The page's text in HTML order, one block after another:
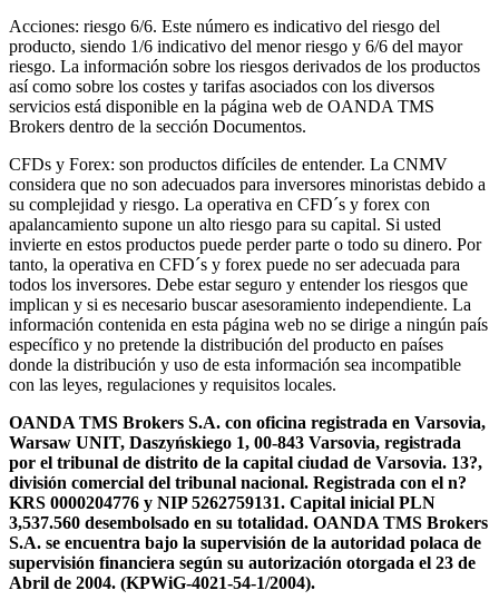
Acciones: riesgo 6/6. Este número es indicativo del riesgo del
producto, siendo 1/6 indicativo del menor riesgo y 6/6 del mayor
riesgo. La información sobre los riesgos derivados de los productos
así como sobre los costes y tarifas asociados con los diversos
servicios está disponible en la página web de OANDA TMS
Brokers dentro de la sección Documentos.
CFDs y Forex: son productos difíciles de entender. La CNMV
considera que no son adecuados para inversores minoristas debido a
su complejidad y riesgo. La operativa en CFD´s y forex con
apalancamiento supone un alto riesgo para su capital. Si usted
invierte en estos productos puede perder parte o todo su dinero. Por
tanto, la operativa en CFD´s y forex puede no ser adecuada para
todos los inversores. Debe estar seguro y entender los riesgos que
implican y si es necesario buscar asesoramiento independiente. La
información contenida en esta página web no se dirige a ningún país
específico y no pretende la distribución del producto en países
donde la distribución y uso de esta información sea incompatible
con las leyes, regulaciones y requisitos locales.
OANDA TMS Brokers S.A. con oficina registrada en Varsovia,
Warsaw UNIT, Daszyńskiego 1, 00-843 Varsovia, registrada
por el tribunal de distrito de la capital ciudad de Varsovia. 13?,
división comercial del tribunal nacional. Registrada con el n?
KRS 0000204776 y NIP 5262759131. Capital inicial PLN
3,537.560 desembolsado en su totalidad. OANDA TMS Brokers
S.A. se encuentra bajo la supervisión de la autoridad polaca de
supervisión financiera según su autorización otorgada el 23 de
Abril de 2004. (KPWiG-4021-54-1/2004).